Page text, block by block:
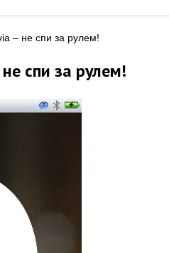
– не спи за рулем!
спи за рулем!